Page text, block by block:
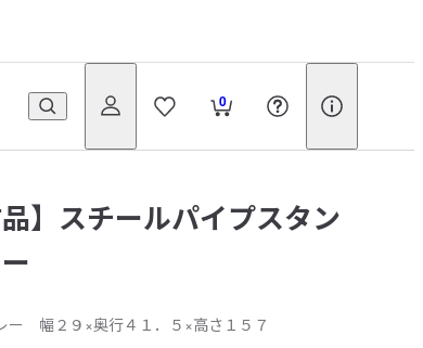
0
品】スチールパイプスタン
ー 幅２９×奥行４１．５×高さ１５７